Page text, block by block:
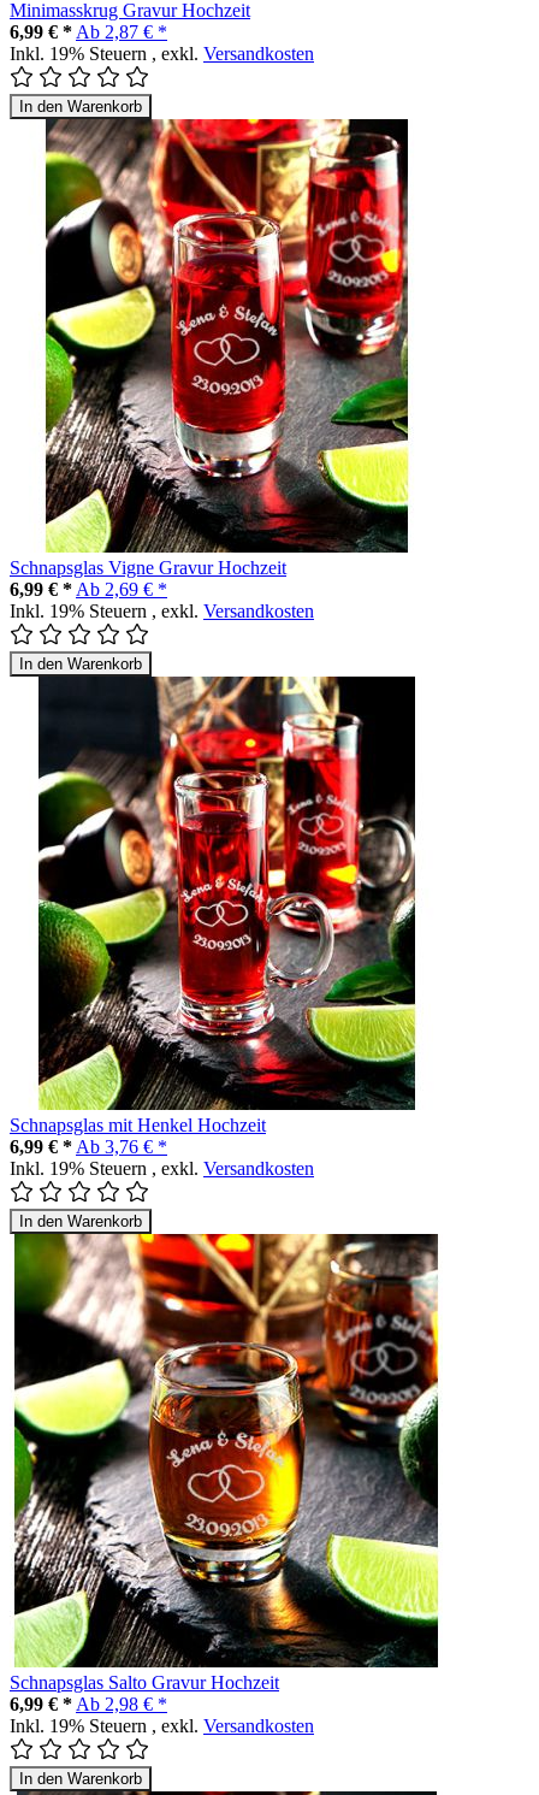
Minimasskrug Gravur Hochzeit
6,99 € * Ab 2,87 € *
Inkl. 19% Steuern , exkl. Versandkosten
In den Warenkorb
Schnapsglas Vigne Gravur Hochzeit
6,99 € * Ab 2,69 € *
Inkl. 19% Steuern , exkl. Versandkosten
In den Warenkorb
Schnapsglas mit Henkel Hochzeit
6,99 € * Ab 3,76 € *
Inkl. 19% Steuern , exkl. Versandkosten
In den Warenkorb
Schnapsglas Salto Gravur Hochzeit
6,99 € * Ab 2,98 € *
Inkl. 19% Steuern , exkl. Versandkosten
In den Warenkorb